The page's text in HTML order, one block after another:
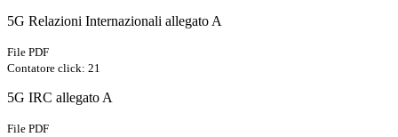
5G Relazioni Internazionali allegato A
File PDF
Contatore click: 21
5G IRC allegato A
File PDF